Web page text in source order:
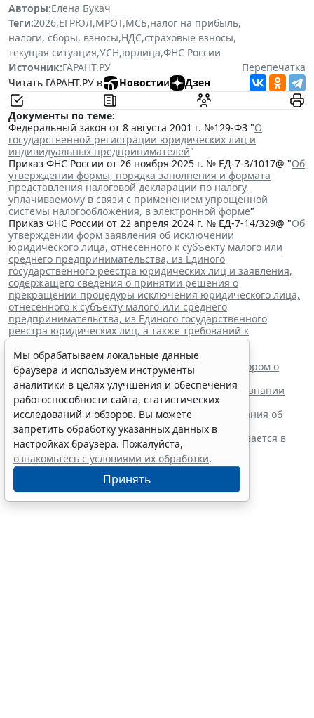
Авторы:Елена Букач
Теги:2026,ЕГРЮЛ,МРОТ,МСБ,налог на прибыль,
налоги, сборы, взносы,НДС,страховые взносы,
текущая ситуация,УСН,юрлица,ФНС России
Источник:ГАРАНТ.РУ
Перепечатка
Читать ГАРАНТ.РУ в
Новостии Дзен
Документы по теме:
Федеральный закон от 8 августа 2001 г. №129-ФЗ "О
государственной регистрации юридических лиц и
индивидуальных предпринимателей"
Приказ ФНС России от 26 ноября 2025 г. № ЕД-7-3/1017@ "Об
утверждении формы, порядка заполнения и формата
представления налоговой декларации по налогу,
уплачиваемому в связи с применением упрощенной
системы налогообложения, в электронной форме"
Приказ ФНС России от 22 апреля 2024 г. № ЕД-7-14/329@ "Об
утверждении форм заявления об исключении
юридического лица, отнесенного к субъекту малого или
среднего предпринимательства, из Единого
государственного реестра юридических лиц и заявления,
содержащего сведения о принятии решения о
прекращении процедуры исключения юридического лица,
отнесенного к субъекту малого или среднего
предпринимательства, из Единого государственного
реестра юридических лиц, а также требований к
оформлению указанных заявлений"
Читайте также:
ВС РФ поддержал заявителя в споре с регистратором о
внесении записи в ЕГРЮЛ
Суд обязал заключить трудовой договор при признании
отказа в приеме незаконным
Резидентам РФ указали на нюансы информирования об
открытии счетов за границей
Обеспечительный платеж в рамках СПОТ учитывается в
расходах по УСН
Мы обрабатываем локальные данные
браузера и используем инструменты
аналитики в целях улучшения и обеспечения
работоспособности сайта, статистических
исследований и обзоров. Вы можете
запретить обработку указанных данных в
настройках браузера. Пожалуйста,
ознакомьтесь с условиями их обработки.
Принять